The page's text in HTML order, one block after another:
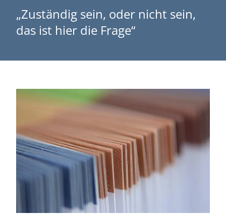
„Zuständig sein, oder nicht sein,
das ist hier die Frage“